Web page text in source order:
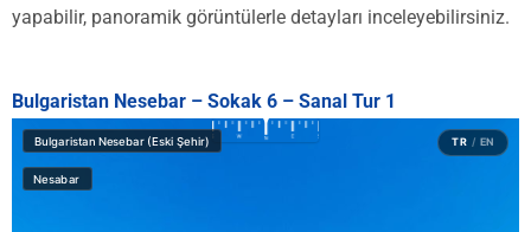
yapabilir, panoramik görüntülerle detayları inceleyebilirsiniz.
Bulgaristan Nesebar – Sokak 6 – Sanal Tur 1